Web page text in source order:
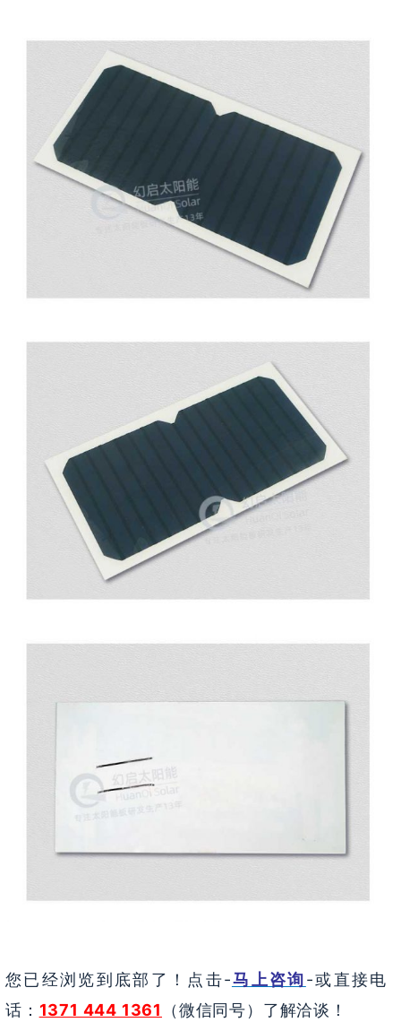
您已经浏览到底部了！点击-马上咨询-或直接电
话： 1371 444 1361 （微信同号）了解洽谈！